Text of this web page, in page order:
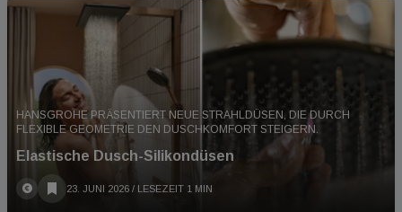
HANSGROHE PRÄSENTIERT NEUE STRAHLDÜSEN, DIE DURCH
FLEXIBLE GEOMETRIE DEN DUSCHKOMFORT STEIGERN.
Elastische Dusch-Silikondüsen
23. JUNI 2026 / LESEZEIT 1 MIN